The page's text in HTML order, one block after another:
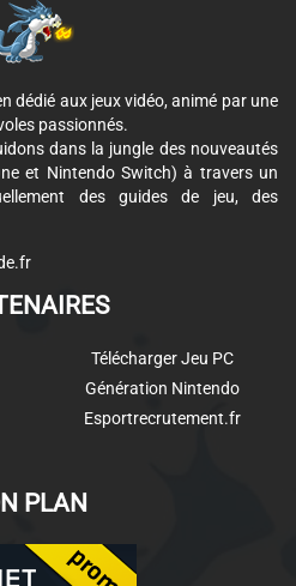
dédié aux jeux vidéo, animé par une
passionnés.
dans la jungle des nouveautés
et Nintendo Switch) à travers un
des guides de jeu, des
Télécharger Jeu PC
Génération Nintendo
Esportrecrutement.fr
PLAN